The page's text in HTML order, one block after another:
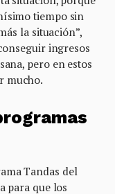
tiempo sin
la situación”,
ingresos
pero en estos
mucho.
Tandas del
para que los